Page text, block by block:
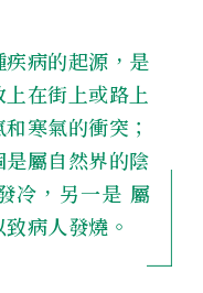
病的起源，是
在街上或路上
寒氣的衝突；
屬自然界的陰
冷，另一是 屬
病人發燒。